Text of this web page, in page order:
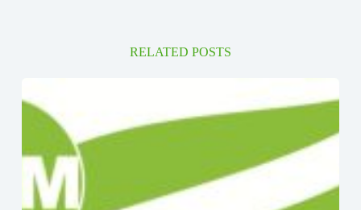
RELATED POSTS